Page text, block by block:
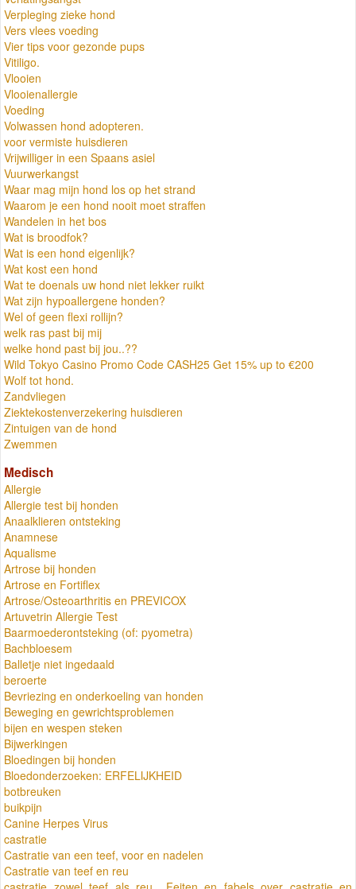
Verpleging zieke hond
Vers vlees voeding
Vier tips voor gezonde pups
Vitiligo.
Vlooien
Vlooienallergie
Voeding
Volwassen hond adopteren.
voor vermiste huisdieren
Vrijwilliger in een Spaans asiel
Vuurwerkangst
Waar mag mijn hond los op het strand
Waarom je een hond nooit moet straffen
Wandelen in het bos
Wat is broodfok?
Wat is een hond eigenlijk?
Wat kost een hond
Wat te doenals uw hond niet lekker ruikt
Wat zijn hypoallergene honden?
Wel of geen flexi rollijn?
welk ras past bij mij
welke hond past bij jou..??
Wild Tokyo Casino Promo Code CASH25 Get 15% up to €200
Wolf tot hond.
Zandvliegen
Ziektekostenverzekering huisdieren
Zintuigen van de hond
Zwemmen
Medisch
Allergie
Allergie test bij honden
Anaalklieren ontsteking
Anamnese
Aqualisme
Artrose bij honden
Artrose en Fortiflex
Artrose/Osteoarthritis en PREVICOX
Artuvetrin Allergie Test
Baarmoederontsteking (of: pyometra)
Bachbloesem
Balletje niet ingedaald
beroerte
Bevriezing en onderkoeling van honden
Beweging en gewrichtsproblemen
bijen en wespen steken
Bijwerkingen
Bloedingen bij honden
Bloedonderzoeken: ERFELIJKHEID
botbreuken
buikpijn
Canine Herpes Virus
castratie
Castratie van een teef, voor en nadelen
Castratie van teef en reu